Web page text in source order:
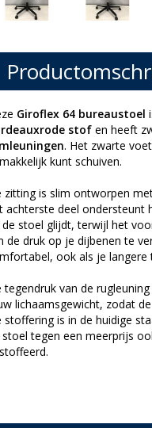
Giroflex 64 bureaustoel
stof en heeft
. Het zwarte
kunt schuiven.
zitting is slim ontworpen
achterste deel ondersteunt
stoel glijdt, terwijl het
de druk op je dijbenen te
ook als je langere
tegendruk van de
lichaamsgewicht, zodat
stoffering is in de huidige
stoel tegen een meerprijs